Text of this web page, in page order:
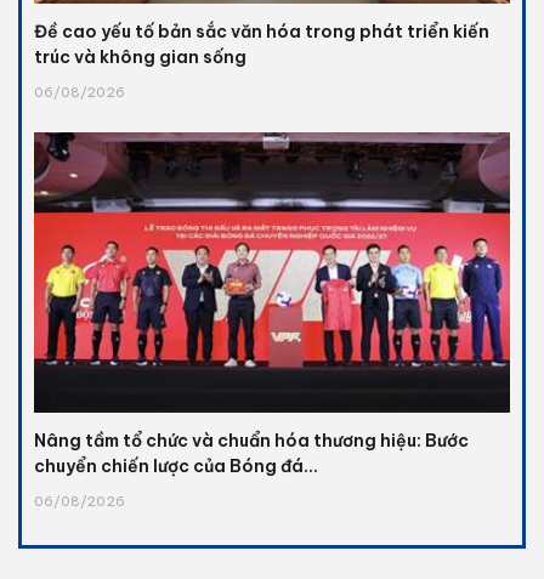
Đề cao yếu tố bản sắc văn hóa trong phát triển kiến
trúc và không gian sống
06/08/2026
Nâng tầm tổ chức và chuẩn hóa thương hiệu: Bước
chuyển chiến lược của Bóng đá...
06/08/2026